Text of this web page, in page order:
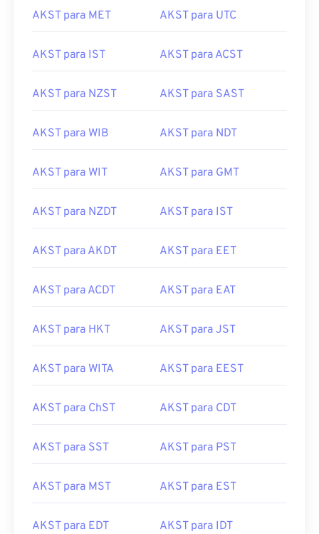
AKST para MET AKST para UTC
AKST para IST AKST para ACST
AKST para NZST AKST para SAST
AKST para WIB AKST para NDT
AKST para WIT AKST para GMT
AKST para NZDT AKST para IST
AKST para AKDT AKST para EET
AKST para ACDT AKST para EAT
AKST para HKT AKST para JST
AKST para WITA AKST para EEST
AKST para ChST AKST para CDT
AKST para SST AKST para PST
AKST para MST AKST para EST
AKST para EDT AKST para IDT